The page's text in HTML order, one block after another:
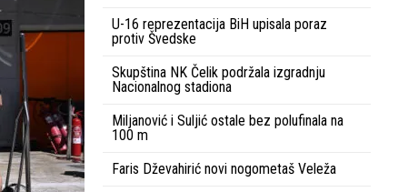
U-16 reprezentacija BiH upisala poraz
protiv Švedske
Skupština NK Čelik podržala izgradnju
Nacionalnog stadiona
Miljanović i Suljić ostale bez polufinala na
100 m
Faris Dževahirić novi nogometaš Veleža